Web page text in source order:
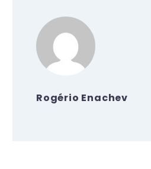
Rogério Enachev